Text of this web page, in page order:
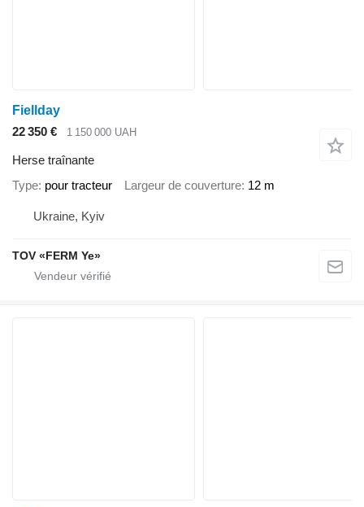
Fiellday
22 350 €
1 150 000 UAH
Herse traînante
Type pour tracteur Largeur de couverture 12 m
Ukraine, Kyiv
TOV «FERM Ye»